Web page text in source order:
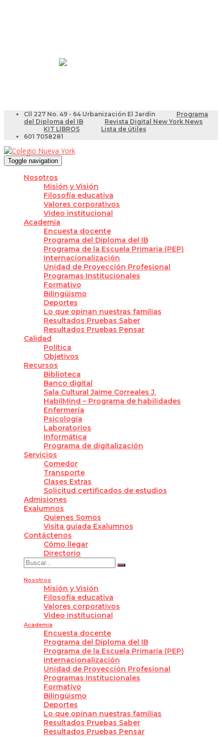
Cll 227 No. 49 - 64 Urbanización El Jardín
Programa
del Diploma del IB
Revista Digital New York News
KIT LIBROS
Lista de útiles
601 7058281
Toggle navigation
Nosotros
Misión y Visión
Filosofía educativa
Valores corporativos
Video institucional
Academia
Encuesta docente
Programa del Diploma del IB
Programa de la Escuela Primaria (PEP)
Internacionalización
Unidad de Proyección Profesional
Programas Institucionales
Formativo
Bilingüismo
Deportes
Lo que opinan nuestras familias
Resultados Pruebas Saber
Resultados Pruebas Pensar
Calidad
Política
Objetivos
Recursos
Biblioteca
Banco digital
Sala Cultural Jaime Correales J.
HabilMind – Programa de habilidades
Enfermería
Psicología
Laboratorios
Informática
Programa de digitalización
Servicios
Comedor
Transporte
Clases Extras
Solicitud certificados de estudios
Admisiones
Exalumnos
Quienes Somos
Visita guiada Exalumnos
Contáctenos
Cómo llegar
Directorio
Nosotros
Misión y Visión
Filosofía educativa
Valores corporativos
Video institucional
Academia
Encuesta docente
Programa del Diploma del IB
Programa de la Escuela Primaria (PEP)
Internacionalización
Unidad de Proyección Profesional
Programas Institucionales
Formativo
Bilingüismo
Deportes
Lo que opinan nuestras familias
Resultados Pruebas Saber
Resultados Pruebas Pensar